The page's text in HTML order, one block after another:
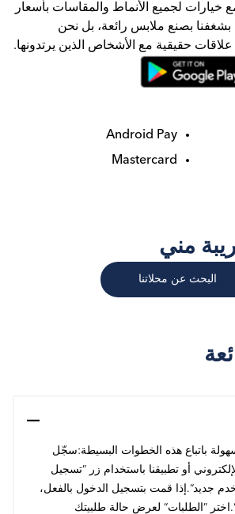
خيارات لجميع الأنماط والمقاسات بأسعار
بشغفنا بصنع ملابس رائعة، بل نحن
حقيقية مع الأشخاص الذين يرتدونها.
Android Pay
Mastercard
مني
البحث عن محلاتنا
باتباع هذه الخطوات البسيطة:سجّل
أو تطبيقنا باستخدام زر ”تسجيل
جديد“.إذا قمت بتسجيل الدخول بالفعل،
”الطلبات“ لعرض حالة طلبيتك